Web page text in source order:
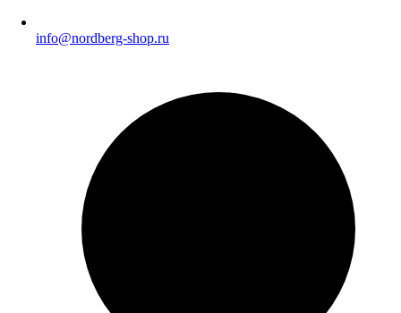
info@nordberg-shop.ru